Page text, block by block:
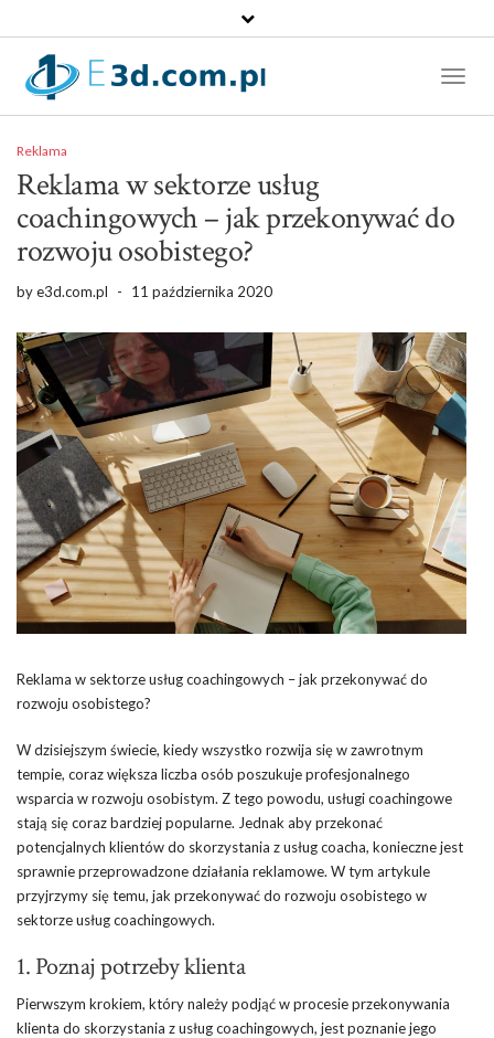
Reklama
Reklama w sektorze usług
coachingowych – jak przekonywać do
rozwoju osobistego?
bye3d.com.pl - 11 października 2020
Reklama w sektorze usług coachingowych – jak przekonywać do
rozwoju osobistego?
W dzisiejszym świecie, kiedy wszystko rozwija się w zawrotnym
tempie, coraz większa liczba osób poszukuje profesjonalnego
wsparcia w rozwoju osobistym. Z tego powodu, usługi coachingowe
stają się coraz bardziej popularne. Jednak aby przekonać
potencjalnych klientów do skorzystania z usług coacha, konieczne jest
sprawnie przeprowadzone działania reklamowe. W tym artykule
przyjrzymy się temu, jak przekonywać do rozwoju osobistego w
sektorze usług coachingowych.
1. Poznaj potrzeby klienta
Pierwszym krokiem, który należy podjąć w procesie przekonywania
klienta do skorzystania z usług coachingowych, jest poznanie jego